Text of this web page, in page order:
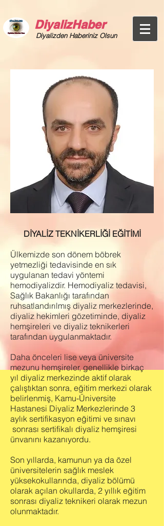
DiyalizHaber
Diyalizden Haberiniz Olsun
DİYALİZ TEKNİKERLİĞİ EĞİTİMİ
Ülkemizde son dönem böbrek
yetmezliği tedavisinde en sık
uygulanan tedavi yöntemi
hemodiyalizdir. Hemodiyaliz tedavisi,
Sağlık Bakanlığı tarafından
ruhsatlandırılmış diyaliz merkezlerinde,
diyaliz hekimleri gözetiminde, diyaliz
hemşireleri ve diyaliz teknikerleri
tarafından uygulanmaktadır.
Daha önceleri lise veya üniversite
mezunu hemşireler, genellikle birkaç
yıl diyaliz merkezinde aktif olarak
çalıştıktan sonra, eğitim merkezi olarak
belirlenmiş, Kamu-Üniversite
Hastanesi Diyaliz Merkezlerinde 3
aylık sertifikasyon eğitimi ve sınavı
sonrası sertifikalı diyaliz hemşiresi
ünvanını kazanıyordu.
Son yıllarda, kamunun ya da özel
üniversitelerin sağlık meslek
yüksekokullarında, diyaliz bölümü
olarak açılan okullarda, 2 yıllık eğitim
sonrası diyaliz teknikeri olarak mezun
olunmaktadır.